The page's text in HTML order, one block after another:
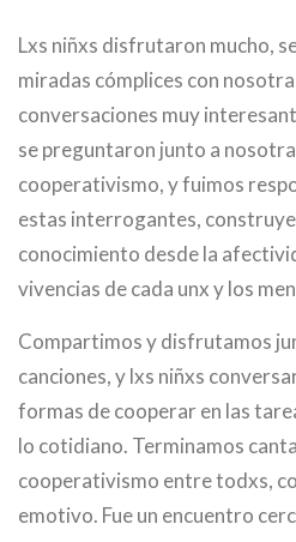
Lxs niñxs disfrutaron mucho,
miradas cómplices con
conversaciones muy
se preguntaron junto a
cooperativismo, y fuimos
estas interrogantes,
conocimiento desde la
vivencias de cada unx y los
Compartimos y disfrutamos
canciones, y lxs niñxs
formas de cooperar en las
lo cotidiano. Terminamos
cooperativismo entre todxs,
emotivo. Fue un encuentro